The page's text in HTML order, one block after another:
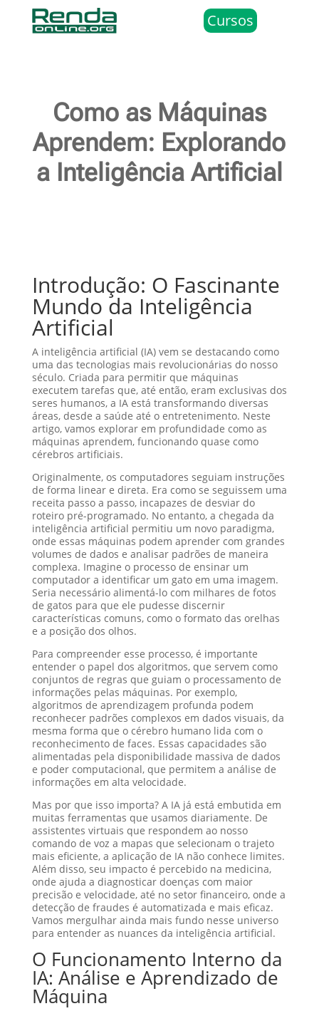
Cursos
Como as Máquinas
Aprendem: Explorando
a Inteligência Artificial
Introdução: O Fascinante
Mundo da Inteligência
Artificial
A inteligência artificial (IA) vem se destacando como
uma das tecnologias mais revolucionárias do nosso
século. Criada para permitir que máquinas
executem tarefas que, até então, eram exclusivas dos
seres humanos, a IA está transformando diversas
áreas, desde a saúde até o entretenimento. Neste
artigo, vamos explorar em profundidade como as
máquinas aprendem, funcionando quase como
cérebros artificiais.
Originalmente, os computadores seguiam instruções
de forma linear e direta. Era como se seguissem uma
receita passo a passo, incapazes de desviar do
roteiro pré-programado. No entanto, a chegada da
inteligência artificial permitiu um novo paradigma,
onde essas máquinas podem aprender com grandes
volumes de dados e analisar padrões de maneira
complexa. Imagine o processo de ensinar um
computador a identificar um gato em uma imagem.
Seria necessário alimentá-lo com milhares de fotos
de gatos para que ele pudesse discernir
características comuns, como o formato das orelhas
e a posição dos olhos.
Para compreender esse processo, é importante
entender o papel dos algoritmos, que servem como
conjuntos de regras que guiam o processamento de
informações pelas máquinas. Por exemplo,
algoritmos de aprendizagem profunda podem
reconhecer padrões complexos em dados visuais, da
mesma forma que o cérebro humano lida com o
reconhecimento de faces. Essas capacidades são
alimentadas pela disponibilidade massiva de dados
e poder computacional, que permitem a análise de
informações em alta velocidade.
Mas por que isso importa? A IA já está embutida em
muitas ferramentas que usamos diariamente. De
assistentes virtuais que respondem ao nosso
comando de voz a mapas que selecionam o trajeto
mais eficiente, a aplicação de IA não conhece limites.
Além disso, seu impacto é percebido na medicina,
onde ajuda a diagnosticar doenças com maior
precisão e velocidade, até no setor financeiro, onde a
detecção de fraudes é automatizada e mais eficaz.
Vamos mergulhar ainda mais fundo nesse universo
para entender as nuances da inteligência artificial.
O Funcionamento Interno da
IA: Análise e Aprendizado de
Máquina